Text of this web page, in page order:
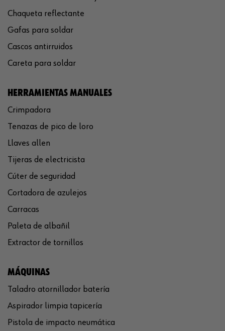
Chaqueta reflectante
Gafas para soldar
Cascos antirruidos
Careta para soldar
HERRAMIENTAS MANUALES
Crimpadora
Tenazas de pico de loro
Llaves allen
Tijeras de electricista
Cúter de seguridad
Cortadora de azulejos
Carracas
Paleta de albañil
Extractor de tornillos
MÁQUINAS
Taladro atornillador batería
Aspirador limpia tapicería
Pistola de impacto neumática